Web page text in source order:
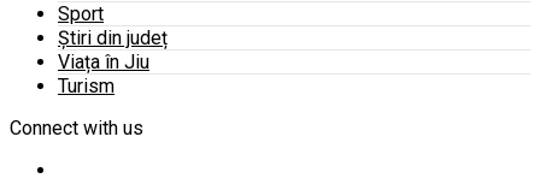
Sport
Știri din județ
Viața în Jiu
Turism
Connect with us